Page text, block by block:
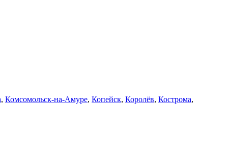
, Комсомольск-на-Амуре, Копейск, Королёв, Кострома,